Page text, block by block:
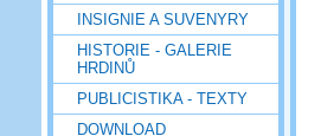
INSIGNIE A SUVENYRY
HISTORIE - GALERIE
HRDINŮ
PUBLICISTIKA - TEXTY
DOWNLOAD